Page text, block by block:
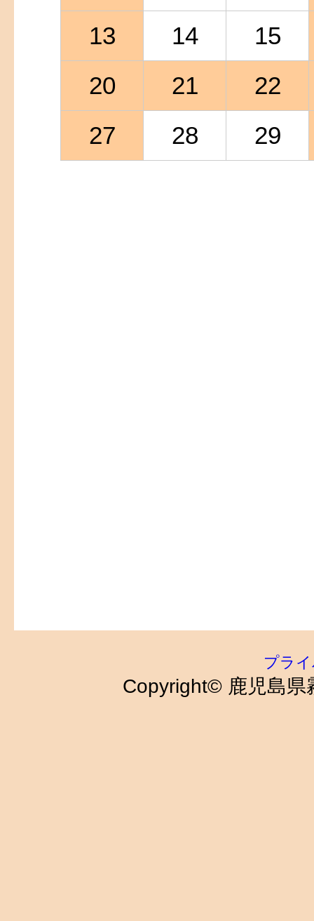
13
14
15
20
21
22
27
28 29
プラ
Copyright© 鹿児島